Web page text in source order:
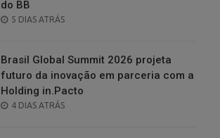
do BB
POSTED
5 DIAS ATRÁS
Brasil Global Summit 2026 projeta
futuro da inovação em parceria com a
Holding in.Pacto
POSTED
4 DIAS ATRÁS